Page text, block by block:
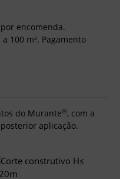
encomenda.
100 m². Pagamento
do Murante®, com a
aplicação.